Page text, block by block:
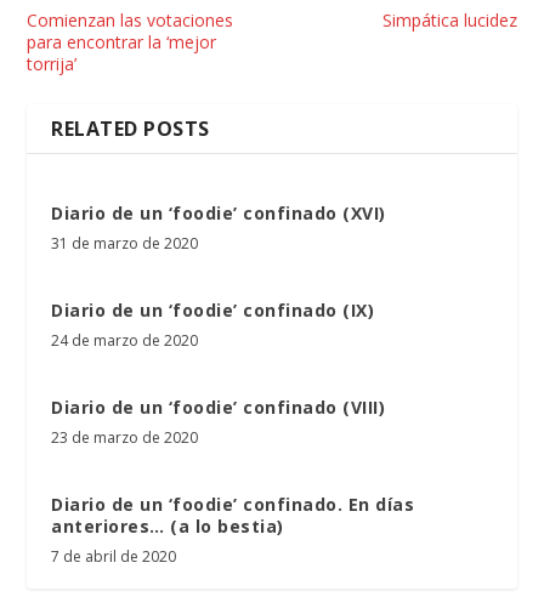
Comienzan las votaciones
para encontrar la ‘mejor
torrija’
Simpática lucidez
RELATED POSTS
Diario de un ‘foodie’ confinado (XVI)
31 de marzo de 2020
Diario de un ‘foodie’ confinado (IX)
24 de marzo de 2020
Diario de un ‘foodie’ confinado (VIII)
23 de marzo de 2020
Diario de un ‘foodie’ confinado. En días
anteriores… (a lo bestia)
7 de abril de 2020